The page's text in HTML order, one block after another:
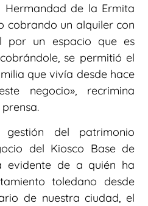
Hermandad de la Ermita
cobrando un alquiler con
por un espacio que es
se permitió el
que vivía desde hace
negocio», recrimina
del patrimonio
del Kiosco Base de
evidente de a quién ha
toledano desde
de nuestra ciudad, el